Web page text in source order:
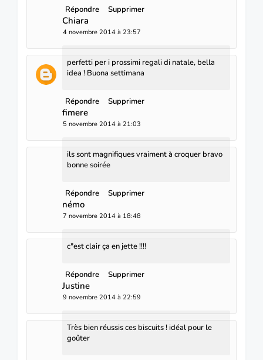
Répondre Supprimer
Chiara
4 novembre 2014 à 23:57
perfetti per i prossimi regali di natale, bella
idea ! Buona settimana
Répondre Supprimer
fimere
5 novembre 2014 à 21:03
ils sont magnifiques vraiment à croquer bravo
bonne soirée
Répondre Supprimer
némo
7 novembre 2014 à 18:48
c"est clair ça en jette !!!!
Répondre Supprimer
Justine
9 novembre 2014 à 22:59
Très bien réussis ces biscuits ! idéal pour le
goûter